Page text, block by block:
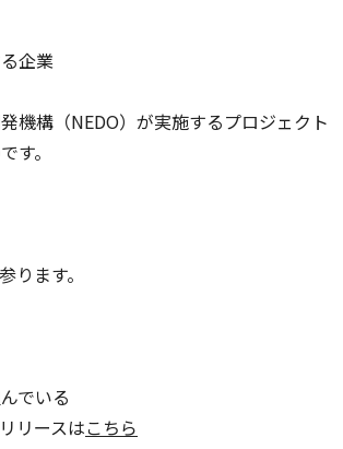
企業
機構（NEDO）が実施するプロジェクト
す。
ます。
でいる
リースはこちら